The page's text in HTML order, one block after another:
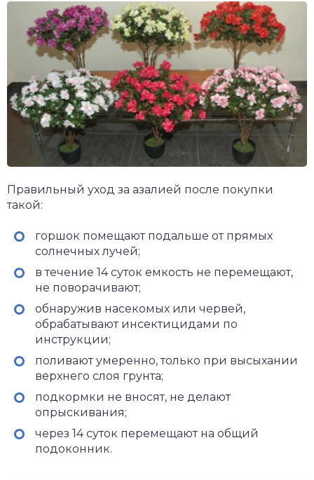
Правильный уход за азалией после покупки
такой:
горшок помещают подальше от прямых
солнечных лучей;
в течение 14 суток емкость не перемещают,
не поворачивают;
обнаружив насекомых или червей,
обрабатывают инсектицидами по
инструкции;
поливают умеренно, только при высыхании
верхнего слоя грунта;
подкормки не вносят, не делают
опрыскивания;
через 14 суток перемещают на общий
подоконник.